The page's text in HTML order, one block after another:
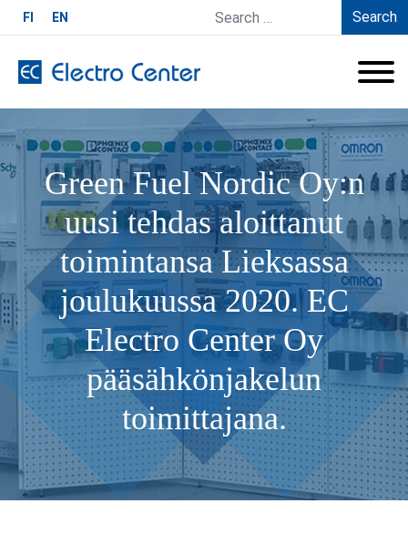
FI EN
Search
Green Fuel Nordic Oy:n
uusi tehdas aloittanut
toimintansa Lieksassa
joulukuussa 2020. EC
Electro Center Oy
pääsähkönjakelun
toimittajana.